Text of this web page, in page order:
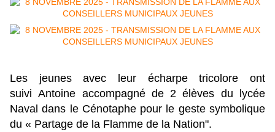
Les jeunes avec leur écharpe tricolore ont
suiviAntoine accompagné de 2 élèves du lycée
Naval dans le Cénotaphe pour le geste symbolique
du « Partage de la Flamme de la Nation".